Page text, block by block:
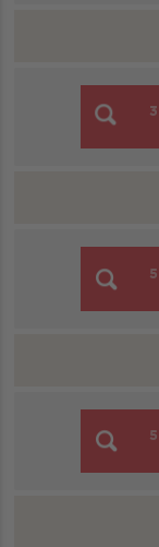
3
5
5